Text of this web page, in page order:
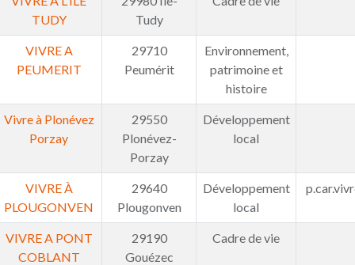
TUDY
Tudy
VIVRE A
PEUMERIT
29710
Peumérit
Environnement,
patrimoine et
histoire
Vivre à Plonévez
Porzay
29550
Plonévez-
Porzay
Développement
local
VIVRE À
PLOUGONVEN
29640
Plougonven
Développement
local
VIVRE A PONT
COBLANT
29190
Gouézec
Cadre de vie